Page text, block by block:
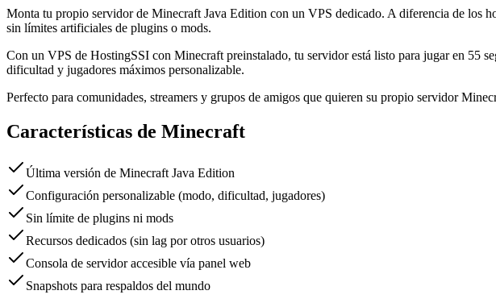
Monta tu propio servidor de Minecraft Java Edition con un VPS dedicado. A diferencia de los
sin límites artificiales de plugins o mods.
Con un VPS de HostingSSI con Minecraft preinstalado, tu servidor está listo para jugar en 55
dificultad y jugadores máximos personalizable.
Perfecto para comunidades, streamers y grupos de amigos que quieren su propio servidor
Características de Minecraft
Última versión de Minecraft Java Edition
Configuración personalizable (modo, dificultad, jugadores)
Sin límite de plugins ni mods
Recursos dedicados (sin lag por otros usuarios)
Consola de servidor accesible vía panel web
Snapshots para respaldos del mundo